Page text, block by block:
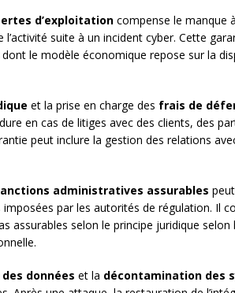
d’exploitation compense le manque
suite à un incident cyber. Cette
le modèle économique repose sur la
et la prise en charge des frais de
en cas de litiges avec des clients, des
peut inclure la gestion des relations
administratives assurables
imposées par les autorités de régulation. Il
assurables selon le principe juridique selon
données et la décontamination des